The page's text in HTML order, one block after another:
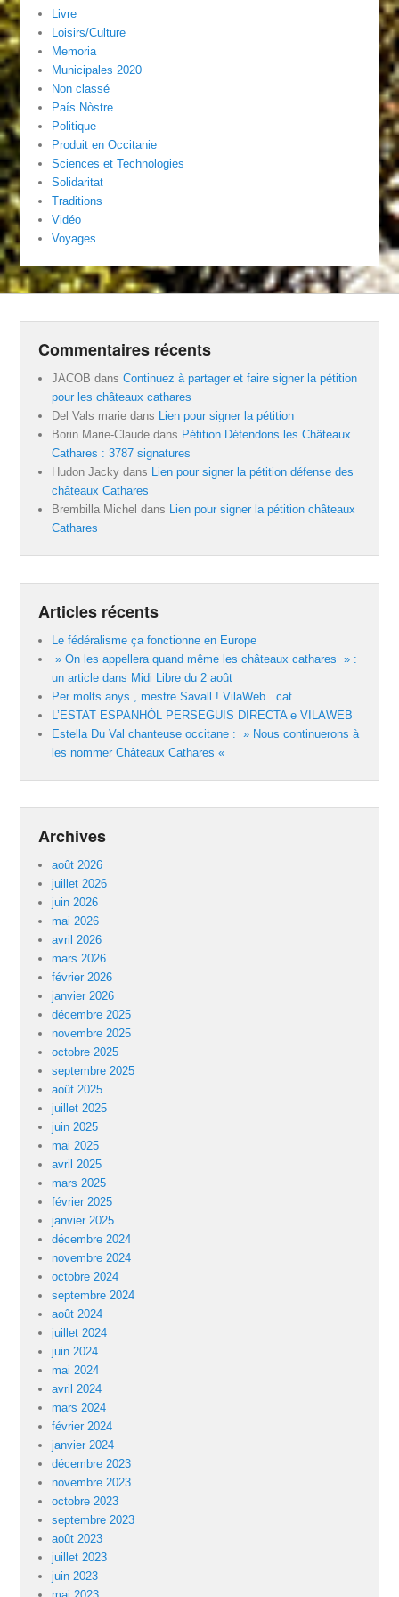
Livre
Loisirs/Culture
Memoria
Municipales 2020
Non classé
País Nòstre
Politique
Produit en Occitanie
Sciences et Technologies
Solidaritat
Traditions
Vidéo
Voyages
Commentaires récents
JACOB dansContinuez à partager et faire signer la pétition
pour les châteaux cathares
Del Vals marie dans Lien pour signer la pétition
Borin Marie-Claude dans Pétition Défendons les Châteaux
Cathares : 3787 signatures
Hudon Jacky dans Lien pour signer la pétition défense des
châteaux Cathares
Brembilla Michel dans Lien pour signer la pétition châteaux
Cathares
Articles récents
Le fédéralisme ça fonctionne en Europe
» On les appellera quand même les châteaux cathares » :
un article dans Midi Libre du 2 août
Per molts anys , mestre Savall ! VilaWeb . cat
L’ESTAT ESPANHÒL PERSEGUIS DIRECTA e VILAWEB
Estella Du Val chanteuse occitane : » Nous continuerons à
les nommer Châteaux Cathares «
Archives
août 2026
juillet 2026
juin 2026
mai 2026
avril 2026
mars 2026
février 2026
janvier 2026
décembre 2025
novembre 2025
octobre 2025
septembre 2025
août 2025
juillet 2025
juin 2025
mai 2025
avril 2025
mars 2025
février 2025
janvier 2025
décembre 2024
novembre 2024
octobre 2024
septembre 2024
août 2024
juillet 2024
juin 2024
mai 2024
avril 2024
mars 2024
février 2024
janvier 2024
décembre 2023
novembre 2023
octobre 2023
septembre 2023
août 2023
juillet 2023
juin 2023